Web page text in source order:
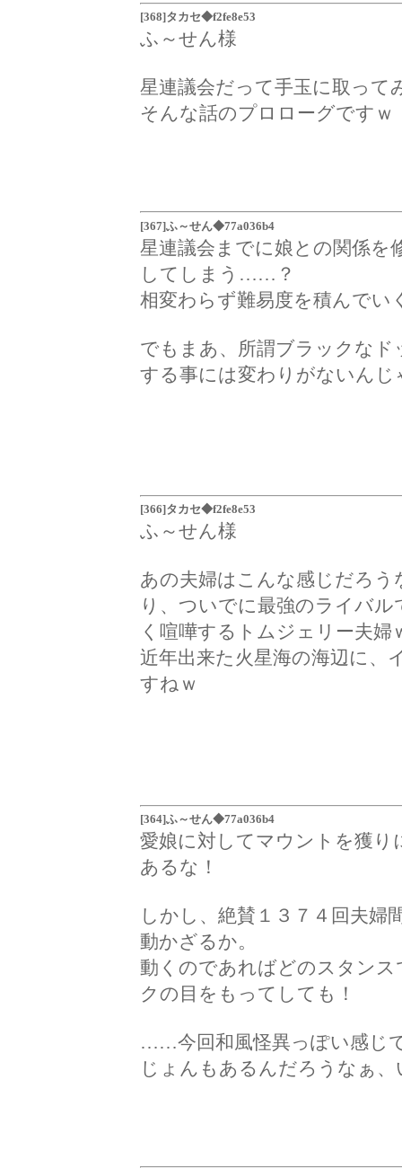
[368]タカセ◆f2fe8e53
ふ～せん様
星連議会だって手玉に取って
そんな話のプロローグですｗ
[367]ふ～せん◆77a036b4
星連議会までに娘との関係を
してしまう……？
相変わらず難易度を積んでい
でもまあ、所謂ブラックな
する事には変わりがないん
[366]タカセ◆f2fe8e53
ふ～せん様
あの夫婦はこんな感じだろ
り、ついでに最強のライバ
く喧嘩するトムジェリー夫婦
近年出来た火星海の海辺に、
すねｗ
[364]ふ～せん◆77a036b4
愛娘に対してマウントを獲
あるな！
しかし、絶賛１３７４回夫婦
動かざるか。
動くのであればどのスタン
クの目をもってしても！
……今回和風怪異っぽい感じ
じょんもあるんだろうなぁ